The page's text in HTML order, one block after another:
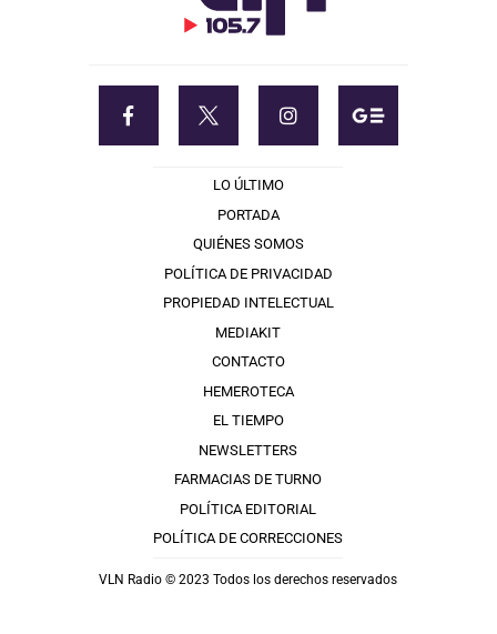
LO ÚLTIMO
PORTADA
QUIÉNES SOMOS
POLÍTICA DE PRIVACIDAD
PROPIEDAD INTELECTUAL
MEDIAKIT
CONTACTO
HEMEROTECA
EL TIEMPO
NEWSLETTERS
FARMACIAS DE TURNO
POLÍTICA EDITORIAL
POLÍTICA DE CORRECCIONES
VLN Radio © 2023 Todos los derechos reservados